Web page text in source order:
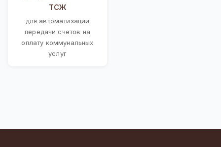
ТСЖ
для автоматизации
передачи счетов на
оплату коммунальных
услуг